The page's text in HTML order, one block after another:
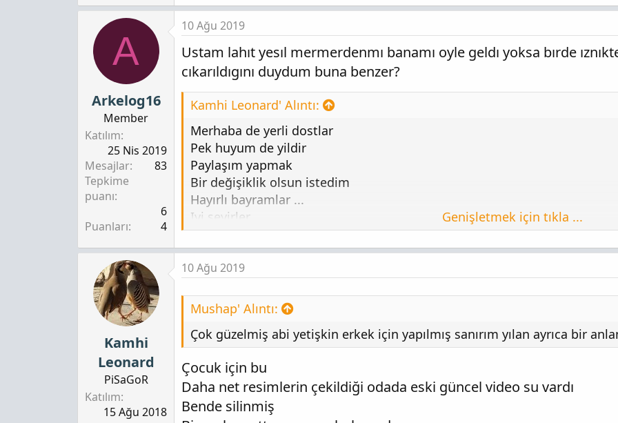
A
Arkelog16
Member
Katılım
25 Nis 2019
Mesajlar
83
Tepkime
puanı
6
Puanları
4
10 Ağu 2019
Ustam lahıt yesıl mermerdenmı banamı oyle geldı yoksa bırde
cıkarıldıgını duydum buna benzer?
Kamhi Leonard' Alıntı:
Merhaba de yerli dostlar
Pek huyum de yildir
Paylaşım yapmak
Bir değişiklik olsun istedim
Hayırlı bayramlar ...
Iyi seyirler
Ekli dosyayı görüntüle 253843
Ekli dosyayı görüntüle 253845
Ekli dosyayı görüntüle 253846
[video=youtube_share;-SEvwI5HVNI]https://youtu.be/-SEvwI5HVNI[/
Genişletmek için tıkla ...
Kamhi
Leonard
PiSaGoR
Katılım
15 Ağu 2018
10 Ağu 2019
Mushap' Alıntı:
Çok güzelmiş abi yetişkin erkek için yapılmış sanırım yılan ayrıca bir
Çocuk için bu
Daha net resimlerin çekildiği odada eski güncel video su vardı
Bende silinmiş